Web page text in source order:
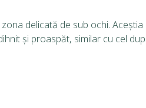
delicată de sub ochi.
și proaspăt, similar cu cel